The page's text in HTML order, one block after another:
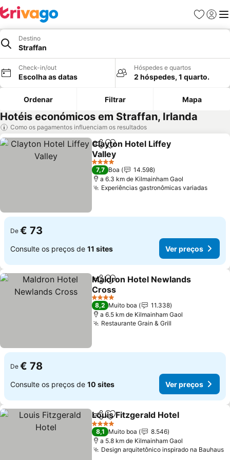
Favoritos
Iniciar
Destino
Straffan
Check-in/out
Escolha as datas
Hóspedes e quartos
2 hóspedes, 1 quarto.
Ordenar Filtrar Mapa
Hotéis económicos em Straffan, Irlanda
Como os pagamentos influenciam os resultados
PartilharAdicionar aos favoritos
Clayton Hotel Liffey
Valley
Ver preços
4 Estrelas
7,7 Boa
14.598
a 6.3 km de Kilmainham Gaol
Experiências gastronômicas variadasVer
De € 73
Consulte os preços de 11 sites Ver preços
PartilharAdicionar aos favoritos
Maldron Hotel Newlands
Cross
Ver preços
4 Estrelas
8,2 Muito boa
11.338
a 6.5 km de Kilmainham Gaol
Restaurante Grain & Grill
De € 78
Consulte os preços de 10 sites Ver preços
PartilharAdicionar aos favoritos
Louis Fitzgerald Hotel
4 Estrelas
8,1 Muito boa
8.546
a 5.8 km de Kilmainham Gaol
Design arquitetônico inspirado na Bauhaus